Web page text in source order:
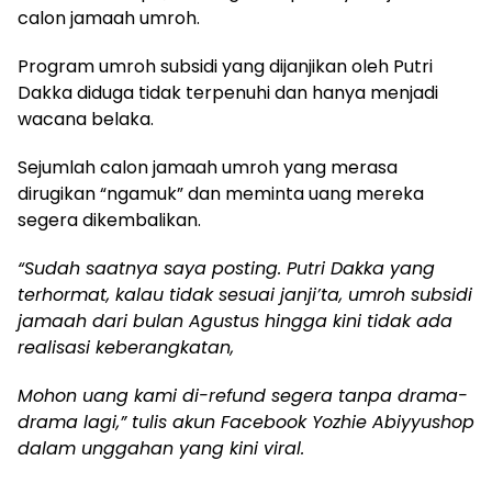
calon jamaah umroh.
Program umroh subsidi yang dijanjikan oleh Putri
Dakka diduga tidak terpenuhi dan hanya menjadi
wacana belaka.
Sejumlah calon jamaah umroh yang merasa
dirugikan “ngamuk” dan meminta uang mereka
segera dikembalikan.
“Sudah saatnya saya posting. Putri Dakka yang
terhormat, kalau tidak sesuai janji’ta, umroh subsidi
jamaah dari bulan Agustus hingga kini tidak ada
realisasi keberangkatan,
Mohon uang kami di-refund segera tanpa drama-
drama lagi,” tulis akun Facebook Yozhie Abiyyushop
dalam unggahan yang kini viral.